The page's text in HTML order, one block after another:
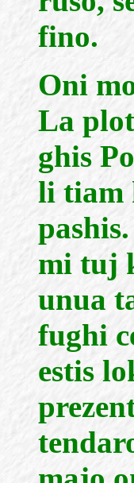
fino.
Oni
La
ghis
li tiam
mi tuj
unua
fughi
estis